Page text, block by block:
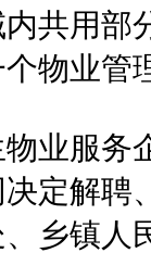
共用部
物业管
业服务
定解聘
乡镇人